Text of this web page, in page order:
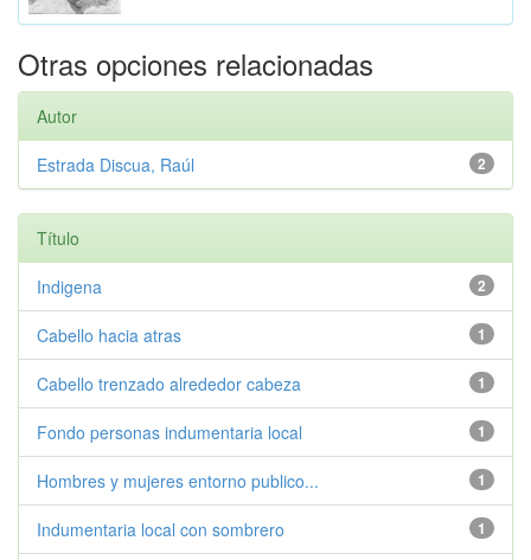
Otras opciones relacionadas
Autor
2
Estrada Discua, Raúl
Título
2
Indigena
1
Cabello hacia atras
1
Cabello trenzado alrededor cabeza
1
Fondo personas indumentaria local
1
Hombres y mujeres entorno publico...
1
Indumentaria local con sombrero